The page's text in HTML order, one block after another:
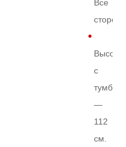
Все
Высота
с
тумбой
—
112
см.